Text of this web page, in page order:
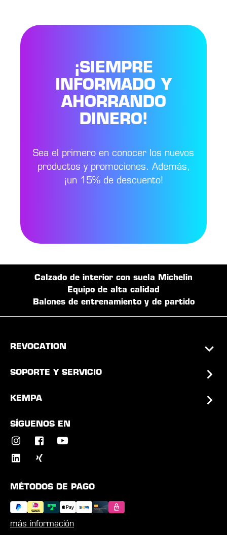
¡SIEMPRE
INFORMADO Y
AHORRANDO
DINERO!
Sea el primero en conocer los nuevos
productos y promociones. Además,
¡un 15% de descuento!
Calzado de interior con suela Michelin
Equipo de alta calidad
Balones de entrenamiento y de partido
REVOCATION
SOPORTE Y SERVICIO
KEMPA
SÍGUENOS EN
MÉTODOS DE PAGO
más información